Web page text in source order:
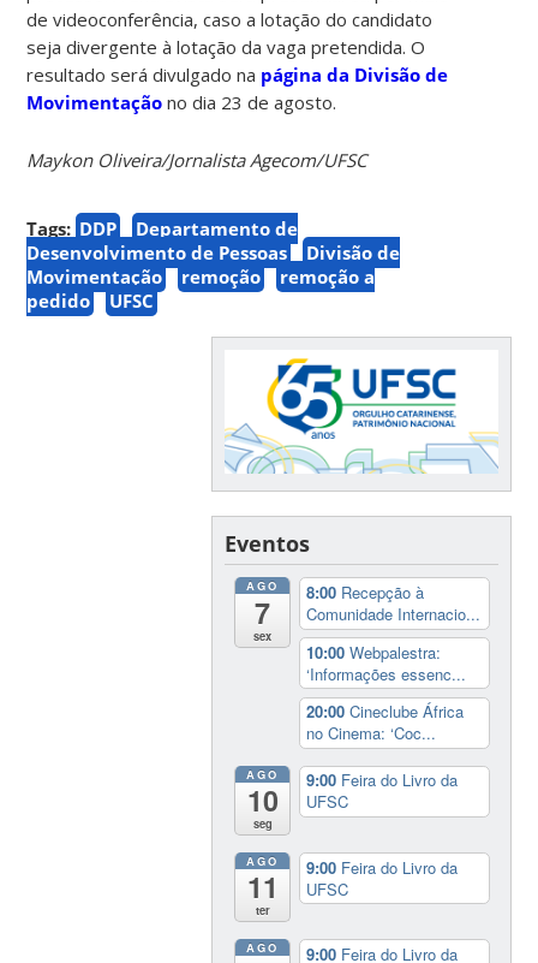
de videoconferência, caso a lotação do candidato
seja divergente à lotação da vaga pretendida. O
resultado será divulgado na página da Divisão de
Movimentação no dia 23 de agosto.
Maykon Oliveira/Jornalista Agecom/UFSC
Tags: DDP
Departamento de
Desenvolvimento de Pessoas
Divisão de
Movimentação
remoção
remoção a
pedido
UFSC
Eventos
AGO
7
sex
8:00 Recepção à
Comunidade Internacio...
10:00Webpalestra:
‘Informações essenc...
20:00Cineclube África
no Cinema: ‘Coc...
AGO
10
seg
9:00 Feira do Livro da
UFSC
AGO
11
ter
9:00 Feira do Livro da
UFSC
AGO 9:00 Feira do Livro da